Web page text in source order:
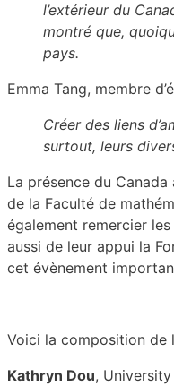
l’extérieur du
montré que,
pays.
Emma Tang, membre
Créer des liens
surtout, leurs
La présence du
de la Faculté de
également remercier
aussi de leur appui la
cet évènement
Voici la composition de
Kathryn Dou,